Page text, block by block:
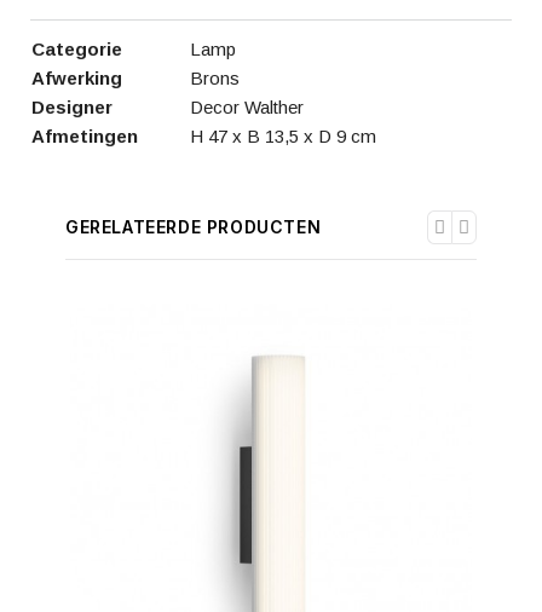
Categorie
Lamp
Afwerking
Brons
Designer
Decor Walther
Afmetingen
H 47 x B 13,5 x D 9 cm
GERELATEERDE PRODUCTEN